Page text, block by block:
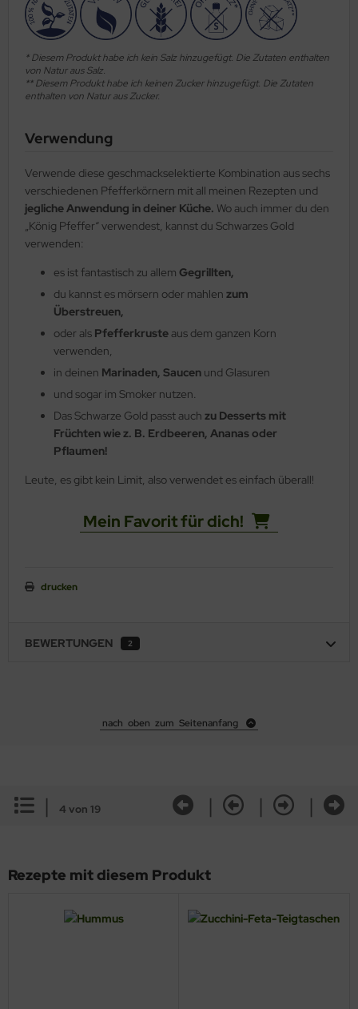
* Diesem Produkt habe ich kein Salz hinzugefügt. Die Zutaten enthalten
von Natur aus Salz.
** Diesem Produkt habe ich keinen Zucker hinzugefügt. Die Zutaten
enthalten von Natur aus Zucker.
Verwendung
Verwende diese geschmackselektierte Kombination aus sechs
verschiedenen Pfefferkörnern mit all meinen Rezepten und
jegliche Anwendung in deiner Küche. Wo auch immer du den
„König Pfeffer“ verwendest, kannst du Schwarzes Gold
verwenden:
es ist fantastisch zu allem Gegrillten,
du kannst es mörsern oder mahlen zum
Überstreuen,
oder als Pfefferkruste aus dem ganzen Korn
verwenden,
in deinen Marinaden, Saucen und Glasuren
und sogar im Smoker nutzen.
Das Schwarze Gold passt auch zu Desserts mit
Früchten wie z. B. Erdbeeren, Ananas oder
Pflaumen!
Leute, es gibt kein Limit, also verwendet es einfach überall!
Mein Favorit für dich!
drucken
BEWERTUNGEN 2
nach oben zum Seitenanfang
| 4 von 19 | | |
Rezepte mit diesem Produkt